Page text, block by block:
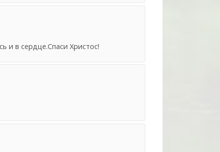
и в сердце.Спаси Христос!